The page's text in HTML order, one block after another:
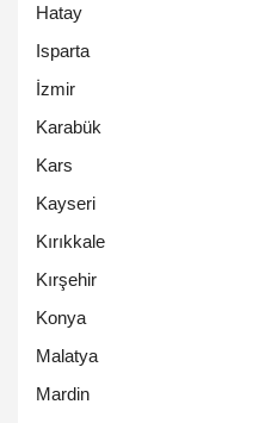
Hatay
Isparta
İzmir
Karabük
Kars
Kayseri
Kırıkkale
Kırşehir
Konya
Malatya
Mardin